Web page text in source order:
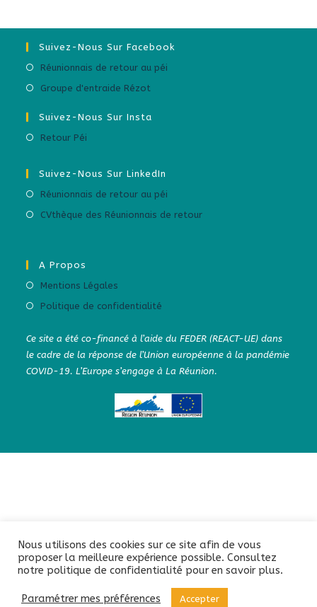
Suivez-Nous Sur Facebook
Réunionnais de retour au péi
Groupe d'entraide Rézot
Suivez-Nous Sur Insta
Retour Péi
Suivez-Nous Sur LinkedIn
Réunionnais de retour au péi
CVthèque des Réunionnais de retour
A Propos
Mentions Légales
Politique de confidentialité
Ce site a été co-financé à l’aide du FEDER (REACT-UE) dans
le cadre de la réponse de l’Union européenne à la pandémie
COVID-19. L’Europe s’engage à La Réunion.
Nous utilisons des cookies sur ce site afin de vous
proposer la meilleure expérience possible. Consultez
notre politique de confidentialité pour en savoir plus.
Paramétrer mes préférences Accepter